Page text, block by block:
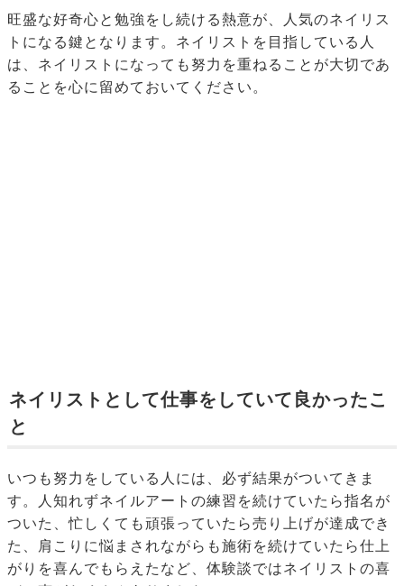
旺盛な好奇心と勉強をし続ける熱意が、人気のネイリス
トになる鍵となります。ネイリストを目指している人
は、ネイリストになっても努力を重ねることが大切であ
ることを心に留めておいてください。
ネイリストとして仕事をしていて良かったこ
と
いつも努力をしている人には、必ず結果がついてきま
す。人知れずネイルアートの練習を続けていたら指名が
ついた、忙しくても頑張っていたら売り上げが達成でき
た、肩こりに悩まされながらも施術を続けていたら仕上
がりを喜んでもらえたなど、体験談ではネイリストの喜